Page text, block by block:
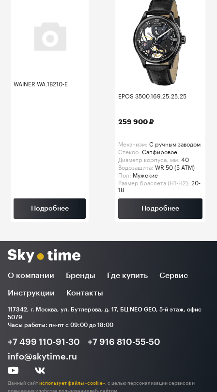
WAINER WA.18210-E
Подробнее
EPOS 3500.169.25.25.25
259 900 ₽
Механизм: C ручным заводом
Стекло: Сапфировое
Диаметр корпуса, мм: 40
Водозащита: WR 50 (5 ATM)
Пол: Мужские
Размер браслета (H1-H2): 20-
18
Подробнее
О компании Бренды Где купить Сервис
Инструкции Контакты
117342, г. Москва, ул. Бутлерова, д. 17, БЦ NEO GEO, 5-й этаж, офис
5079
Часы работы: пн-пт с 09:00 до 18:00
+7 499 110-91-30
+7 916 810-55-50
info@skytime.ru
Данный сайт использует файлы «cookie», с целью персонализации сервисов и
повышения удобства пользования веб-сайтом.